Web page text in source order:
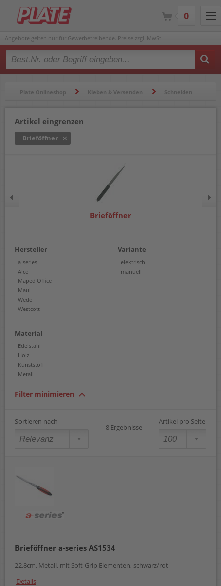
Angebote gelten nur für Gewerbetreibende. Preise zzgl. MwSt.
Type 2 or more characters for results.
Plate Onlineshop Kleben & Versenden Schneiden
Artikel eingrenzen
Brieföffner
Brieföffner
Hersteller
a-series
Alco
Maped Office
Maul
Wedo
Westcott
Variante
elektrisch
manuell
Material
Edelstahl
Holz
Kunststoff
Metall
Filter minimieren
Sortieren nach
8 Ergebnisse
Artikel pro Seite
Brieföffner a-series AS1534
22,8cm, Metall, mit Soft-Grip Elementen, schwarz/rot
Details
0